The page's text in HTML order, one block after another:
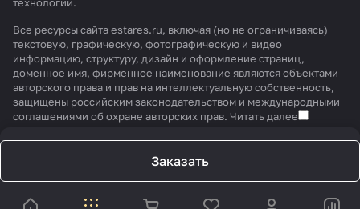
Заказать
Все ресурсы сайта estares.ru, включая (но не ограничиваясь)
текстовую, графическую, фотографическую и видео
информацию, структуру, дизайн и оформление страниц,
доменное имя, фирменное наименование являются объектами
авторского права и прав на интеллектуальную собственность,
защищены российским законодательством и международными
соглашениями об охране авторских прав. Читать далее